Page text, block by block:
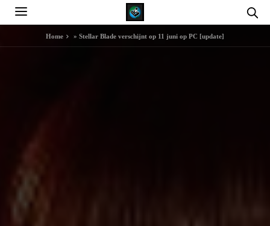
Home » Stellar Blade verschijnt op 11 juni op PC [update]